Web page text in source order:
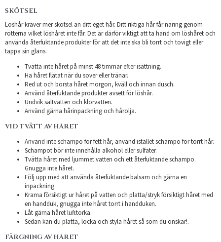
SKÖTSEL
Löshår kräver mer skötsel än ditt eget hår. Ditt riktiga hår får näring genom
rötterna vilket löshåret inte får. Det är därför viktigt att ta hand om löshåret och
använda återfuktande produkter för att det inte ska bli torrt och tovigt eller
tappa sin glans.
Tvätta inte håret på minst 48 timmar efter isättning.
Ha håret flätat när du sover eller tränar.
Red ut och borsta håret morgon, kväll och innan dusch.
Använd återfuktande produkter avsett för löshår.
Undvik saltvatten och klorvatten.
Använd gärna hårinpackning och hårolja.
VID TVÄTT AV HÅRET
Använd inte schampo för fett hår, använd istället schampo för torrt hår.
Schampot bör inte innehålla alkohol eller sulfater.
Tvätta håret med ljummet vatten och ett återfuktande schampo.
Gnugga inte håret.
Följ upp med att använda återfuktande balsam och gärna en
inpackning.
Krama försiktigt ur håret på vatten och platta/stryk försiktigt håret med
en handduk, gnugga inte håret torrt i handduken.
Låt gärna håret lufttorka.
Sedan kan du platta, locka och styla håret så som du önskar!.
FÄRGNING AV HÅRET